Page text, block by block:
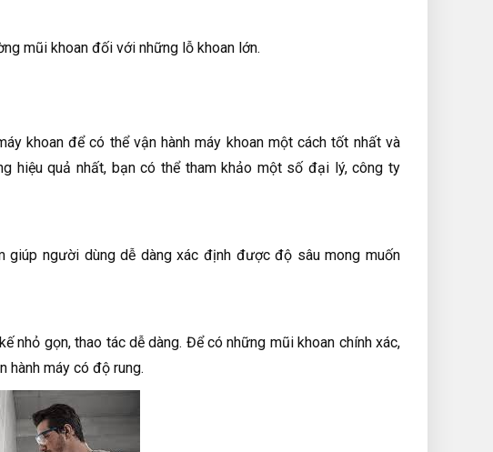
mũi khoan đối với những lỗ khoan lớn.
khoan để có thể vận hành máy khoan một cách tốt nhất và
hiệu quả nhất, bạn có thể tham khảo một số đại lý, công ty
người dùng dễ dàng xác định được độ sâu mong muốn
nhỏ gọn, thao tác dễ dàng. Để có những mũi khoan chính xác,
hành máy có độ rung.